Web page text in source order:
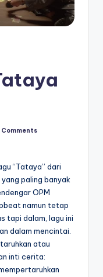
Comments
“Tataya” dari
paling banyak
OPM
namun tetap
tapi dalam, lagu ini
dalam mencintai.
atau
inti cerita: